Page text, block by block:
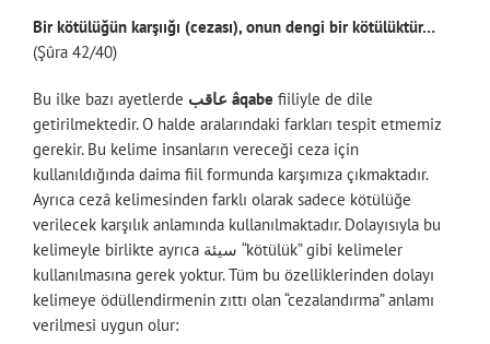
Bir kötülüğün karşıığı (cezası), onun dengi bir kötülüktür…
(Şûra 42/40)
Bu ilke bazı ayetlerde عاقب âqabe fiiliyle de dile
getirilmektedir. O halde aralarındaki farkları tespit etmemiz
gerekir. Bu kelime insanların vereceği ceza için
kullanıldığında daima fiil formunda karşımıza çıkmaktadır.
Ayrıca cezâ kelimesinden farklı olarak sadece kötülüğe
verilecek karşılık anlamında kullanılmaktadır. Dolayısıyla bu
kelimeyle birlikte ayrıca سيئة “kötülük” gibi kelimeler
kullanılmasına gerek yoktur. Tüm bu özelliklerinden dolayı
kelimeye ödüllendirmenin zıttı olan “cezalandırma” anlamı
verilmesi uygun olur: